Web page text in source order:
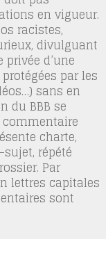
en vigueur.
racistes,
divulguant
d’une
par les
sans en
du BBB se
charte,
répété
Par
lettres capitales
sont